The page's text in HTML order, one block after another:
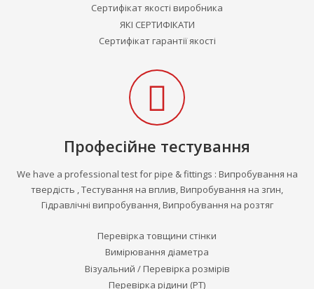
Сертифікат якості виробника
ЯКІ СЕРТИФІКАТИ
Сертифікат гарантії якості
Професійне тестування
We have a professional test for pipe & fittings : Випробування на
твердість , Тестування на вплив, Випробування на згин,
Гідравлічні випробування, Випробування на розтяг
Перевірка товщини стінки
Вимірювання діаметра
Візуальний / Перевірка розмірів
Перевірка рідини (PT)